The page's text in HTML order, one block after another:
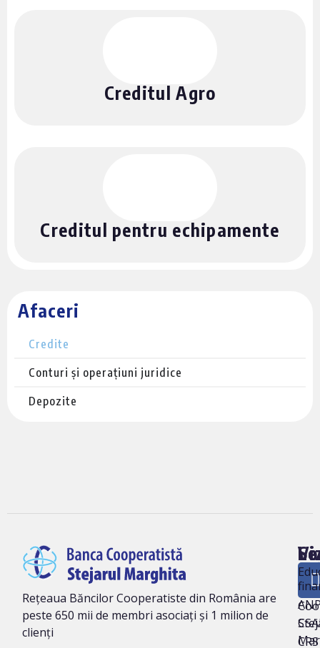
Afaceri
Credite
Conturi și operațiuni juridice
Depozite
Creditul Agro
Creditul pentru echipamente
Rețeaua Băncilor Cooperatiste din România are
peste 650 mii de membri asociați și 1 milion de
clienți
ne